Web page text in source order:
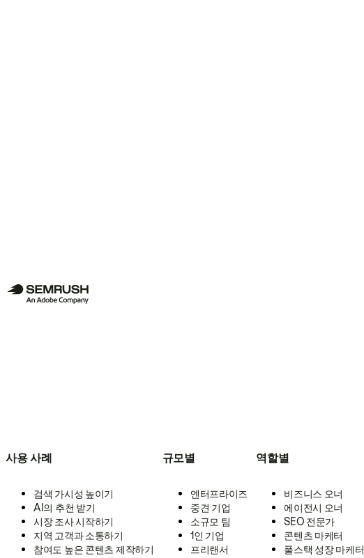
사용 사례
검색 가시성 높이기
AI의 추천 받기
시장 조사 시작하기
지역 고객과 소통하기
참여도 높은 콘텐츠 제작하기
규모별
엔터프라이즈
중견 기업
소규모 팀
1인 기업
프리랜서
역할별
비즈니스 오너
에이전시 오너
SEO 전문가
콘텐츠 마케터
풀스택 성장 마케터